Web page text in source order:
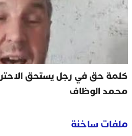
كلمة حق في رجل يستحق
محمد الوظاف
ملفات ساخنة